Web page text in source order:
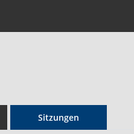
Sitzungen